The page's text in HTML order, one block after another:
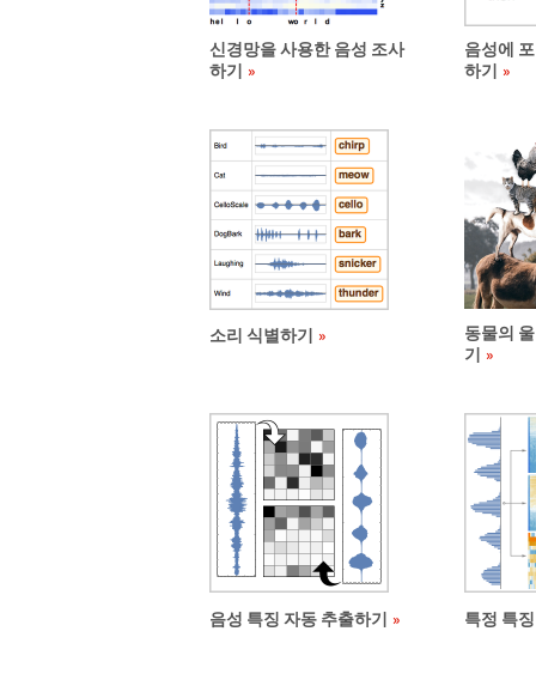
신경망을 사용한 음성 조사
하기
음성에
하기
소리 식별하기
동물의
기
음성 특징 자동 추출하기 특정 특